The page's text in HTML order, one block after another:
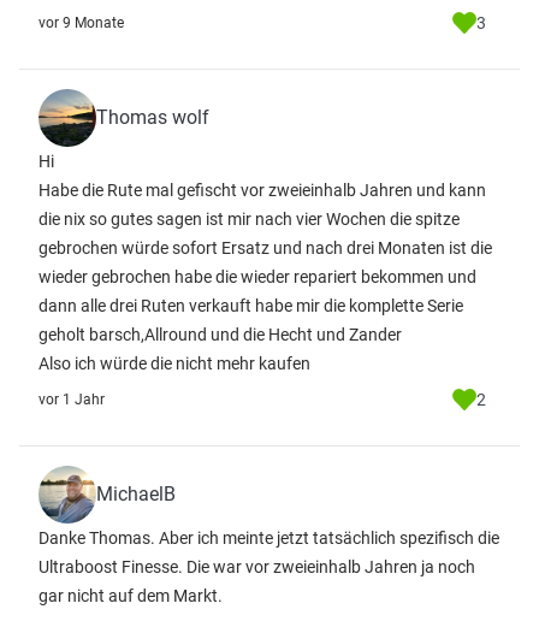
vor 9 Monate 3
Thomas wolf
Hi
Habe die Rute mal gefischt vor zweieinhalb Jahren und kann
die nix so gutes sagen ist mir nach vier Wochen die spitze
gebrochen würde sofort Ersatz und nach drei Monaten ist die
wieder gebrochen habe die wieder repariert bekommen und
dann alle drei Ruten verkauft habe mir die komplette Serie
geholt barsch,Allround und die Hecht und Zander
Also ich würde die nicht mehr kaufen
vor 1 Jahr 2
MichaelB
Danke Thomas. Aber ich meinte jetzt tatsächlich spezifisch die
Ultraboost Finesse. Die war vor zweieinhalb Jahren ja noch
gar nicht auf dem Markt.